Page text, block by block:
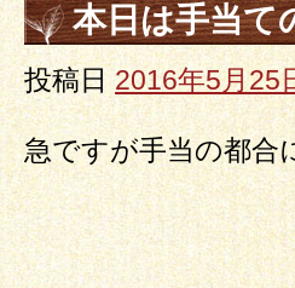
本日は手当て
投稿日 2016年5月25
急ですが手当の都合